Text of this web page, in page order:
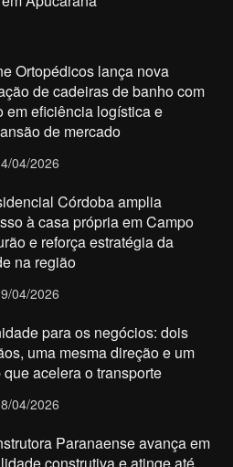
Ortopédicos lança nova
de cadeiras de banho com
em eficiência logística e
de mercado
04/2026
Córdoba amplia
à casa própria em Campo
e reforça estratégia da
na região
04/2026
para os negócios: dois
uma mesma direção e um
que acelera o transporte
04/2026
Paranaense avança em